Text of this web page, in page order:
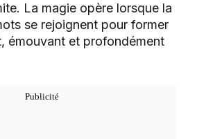
La magie opère lorsque la
se rejoignent pour former
émouvant et profondément